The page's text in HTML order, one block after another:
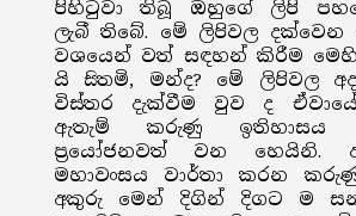
පිහිටුවා තිබූ ඔහුගේ ලිපි
ලැබී තිබේ. මේ ලිපිවල
වශයෙන් වත් සඳහන් කිරීම
යි සිතමි, මන්ද? මේ ලිපිවල
විස්තර දැක්වීම වුව ද
ඇතැම් කරුණු ඉතිහාසය
ප්‍රයෝජනවත් වන හෙයිනි.
මහාවංසය වාර්තා කරන
අකුරු මෙන් දිගින් දිගට ම